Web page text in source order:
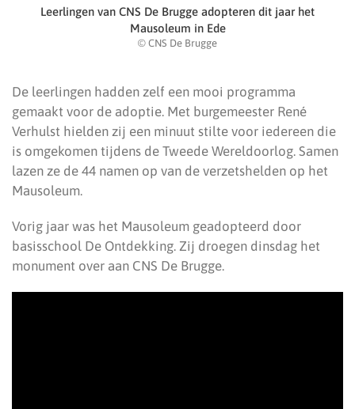
Leerlingen van CNS De Brugge adopteren dit jaar het
Mausoleum in Ede
© CNS De Brugge
De leerlingen hadden zelf een mooi programma
gemaakt voor de adoptie. Met burgemeester René
Verhulst hielden zij een minuut stilte voor iedereen die
is omgekomen tijdens de Tweede Wereldoorlog. Samen
lazen ze de 44 namen op van de verzetshelden op het
Mausoleum.
Vorig jaar was het Mausoleum geadopteerd door
basisschool De Ontdekking. Zij droegen dinsdag het
monument over aan CNS De Brugge.